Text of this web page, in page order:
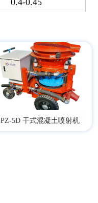
PZ-5D 干式混凝土喷射机